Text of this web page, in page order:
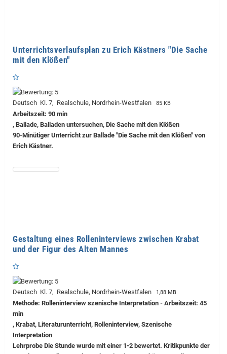
Unterrichtsverlaufsplan zu Erich Kästners "Die Sache
mit den Klößen"
Deutsch Kl. 7, Realschule, Nordrhein-Westfalen 85 KB
Arbeitszeit: 90 min
, Ballade, Balladen untersuchen, Die Sache mit den Klößen
90-Minütiger Unterricht zur Ballade "Die Sache mit den Klößen" von
Erich Kästner.
Gestaltung eines Rolleninterviews zwischen Krabat
und der Figur des Alten Mannes
Deutsch Kl. 7, Realschule, Nordrhein-Westfalen 1,88 MB
Methode: Rolleninterview szenische Interpretation - Arbeitszeit: 45
min
, Krabat, Literaturunterricht, Rolleninterview, Szenische
Interpretation
Lehrprobe Die Stunde wurde mit einer 1-2 bewertet. Kritikpunkte der